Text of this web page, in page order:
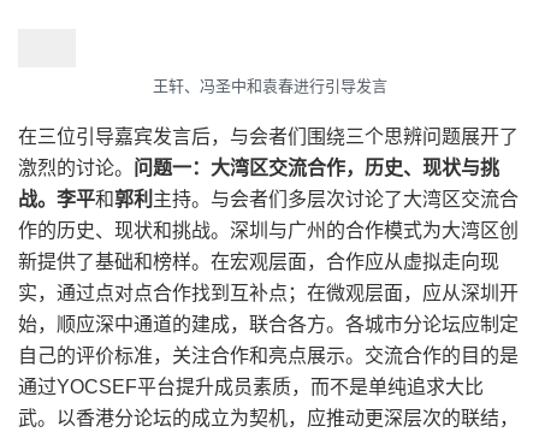
王轩、冯圣中和袁春进行引导发言
在三位引导嘉宾发言后，与会者们围绕三个思辨问题展开了
激烈的讨论。
问题一：大湾区交流合作，历史、现状与挑
战。李平和郭利 主持。与会者们多层次讨论了大湾区交流合
作的历史、现状和挑战。深圳与广州的合作模式为大湾区创
新提供了基础和榜样。在宏观层面，合作应从虚拟走向现
实，通过点对点合作找到互补点；在微观层面，应从深圳开
始，顺应深中通道的建成，联合各方。各城市分论坛应制定
自己的评价标准，关注合作和亮点展示。交流合作的目的是
通过YOCSEF平台提升成员素质，而不是单纯追求大比
武。以香港分论坛的成立为契机，应推动更深层次的联结，